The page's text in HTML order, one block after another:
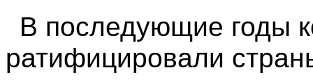
В последующие годы
ратифицировали